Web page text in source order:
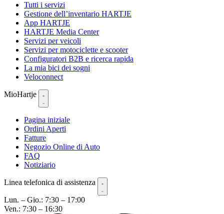
Tutti i servizi
Gestione dell’inventario HARTJE
App HARTJE
HARTJE Media Center
Servizi per veicoli
Servizi per motociclette e scooter
Configuratori B2B e ricerca rapida
La mia bici dei sogni
Veloconnect
MioHartje
Pagina iniziale
Ordini Aperti
Fatture
Negozio Online di Auto
FAQ
Notiziario
Linea telefonica di assistenza
Lun. – Gio.: 7:30 – 17:00
Ven.: 7:30 – 16:30